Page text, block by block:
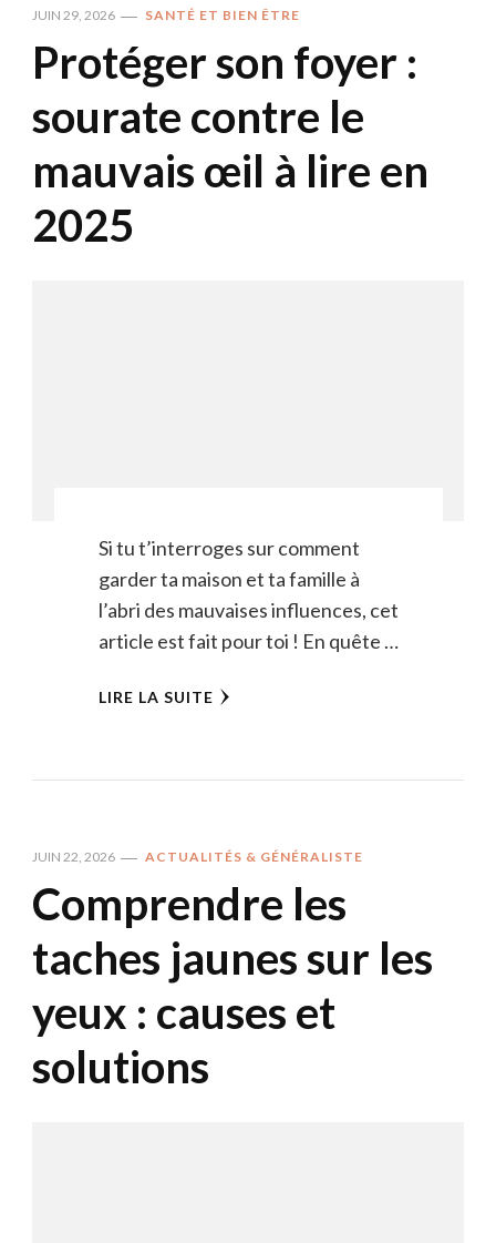
JUIN 29, 2026 SANTÉ ET BIEN ÊTRE
Protéger son foyer :
sourate contre le
mauvais œil à lire en
2025
Si tu t’interroges sur comment
garder ta maison et ta famille à
l’abri des mauvaises influences, cet
article est fait pour toi ! En quête …
LIRE LA SUITE
JUIN 22, 2026 ACTUALITÉS & GÉNÉRALISTE
Comprendre les
taches jaunes sur les
yeux : causes et
solutions